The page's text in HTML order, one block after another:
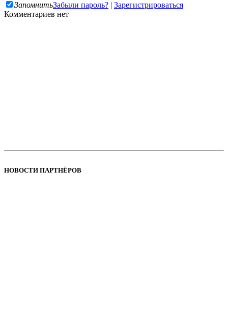
ЗапомнитьЗабыли пароль? | Зарегистрироваться
Комментариев нет
НОВОСТИ ПАРТНЁРОВ